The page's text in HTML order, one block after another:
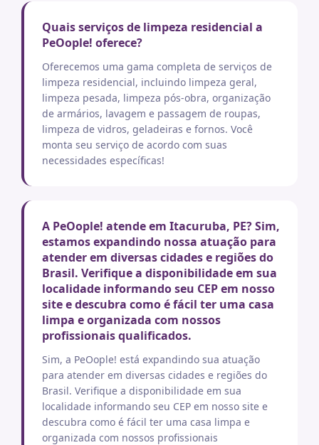
Quais serviços de limpeza residencial a
PeOople! oferece?
Oferecemos uma gama completa de serviços de
limpeza residencial, incluindo limpeza geral,
limpeza pesada, limpeza pós-obra, organização
de armários, lavagem e passagem de roupas,
limpeza de vidros, geladeiras e fornos. Você
monta seu serviço de acordo com suas
necessidades específicas!
A PeOople! atende em Itacuruba, PE? Sim,
estamos expandindo nossa atuação para
atender em diversas cidades e regiões do
Brasil. Verifique a disponibilidade em sua
localidade informando seu CEP em nosso
site e descubra como é fácil ter uma casa
limpa e organizada com nossos
profissionais qualificados.
Sim, a PeOople! está expandindo sua atuação
para atender em diversas cidades e regiões do
Brasil. Verifique a disponibilidade em sua
localidade informando seu CEP em nosso site e
descubra como é fácil ter uma casa limpa e
organizada com nossos profissionais